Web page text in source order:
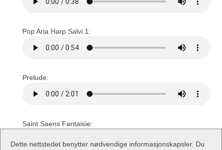
Pop Aria Harp Salvi 1:
Prelude:
Saint Saens Fantaisie:
Dette nettstedet benytter nødvendige informasjonskapsler. Du